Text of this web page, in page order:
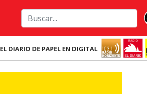
EL DIARIO DE PAPEL EN DIGITAL